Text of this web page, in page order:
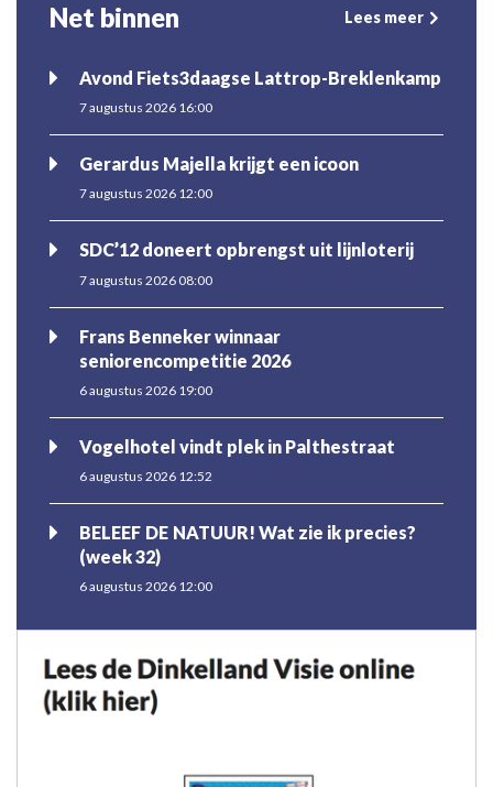
Net binnen Lees meer
Avond Fiets3daagse Lattrop-Breklenkamp
7 augustus 2026 16:00
Gerardus Majella krijgt een icoon
7 augustus 2026 12:00
SDC’12 doneert opbrengst uit lijnloterij
7 augustus 2026 08:00
Frans Benneker winnaar
seniorencompetitie 2026
6 augustus 2026 19:00
Vogelhotel vindt plek in Palthestraat
6 augustus 2026 12:52
BELEEF DE NATUUR! Wat zie ik precies?
(week 32)
6 augustus 2026 12:00